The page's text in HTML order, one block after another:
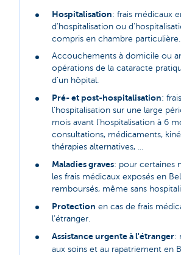
Hospitalisation: frais médicaux
d'hospitalisation ou
compris en chambre particulière.
Accouchements à domicile ou
opérations de la cataracte
d'un hôpital.
Pré- et post-hospitalisation:
l'hospitalisation sur une large
mois avant l'hospitalisation à 6
consultations, médicaments,
thérapies alternatives, ...
Maladies graves: pour certaines
les frais médicaux exposés en
remboursés, même sans
Protection en cas de frais
l'étranger.
Assistance urgente à l'étranger:
aux soins et au rapatriement en